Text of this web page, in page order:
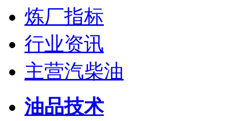
炼厂指标
行业资讯
主营汽柴油
油品技术